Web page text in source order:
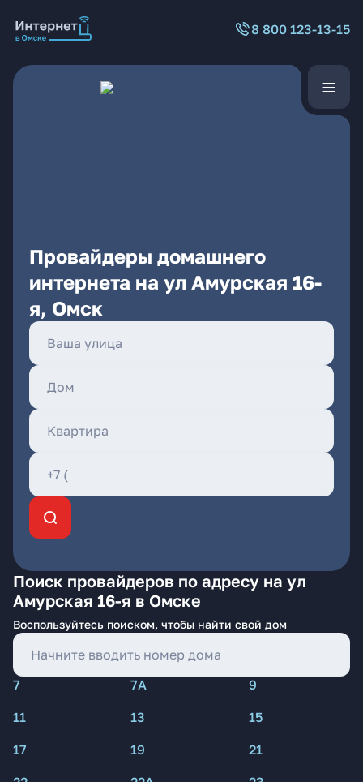
8 800 123-13-15
Провайдеры домашнего
интернета на ул Амурская 16-
я, Омск
Поиск провайдеров по адресу на ул
Амурская 16-я в Омске
Воспользуйтесь поиском, чтобы найти свой дом
7 7А
9
11
13
15
17
19
21